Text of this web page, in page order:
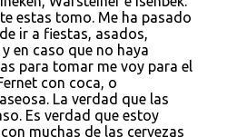
estas tomo. Me ha pasado
ir a fiestas, asados,
en caso que no haya
para tomar me voy para el
con coca, o
La verdad que las
Es verdad que estoy
muchas de las cervezas